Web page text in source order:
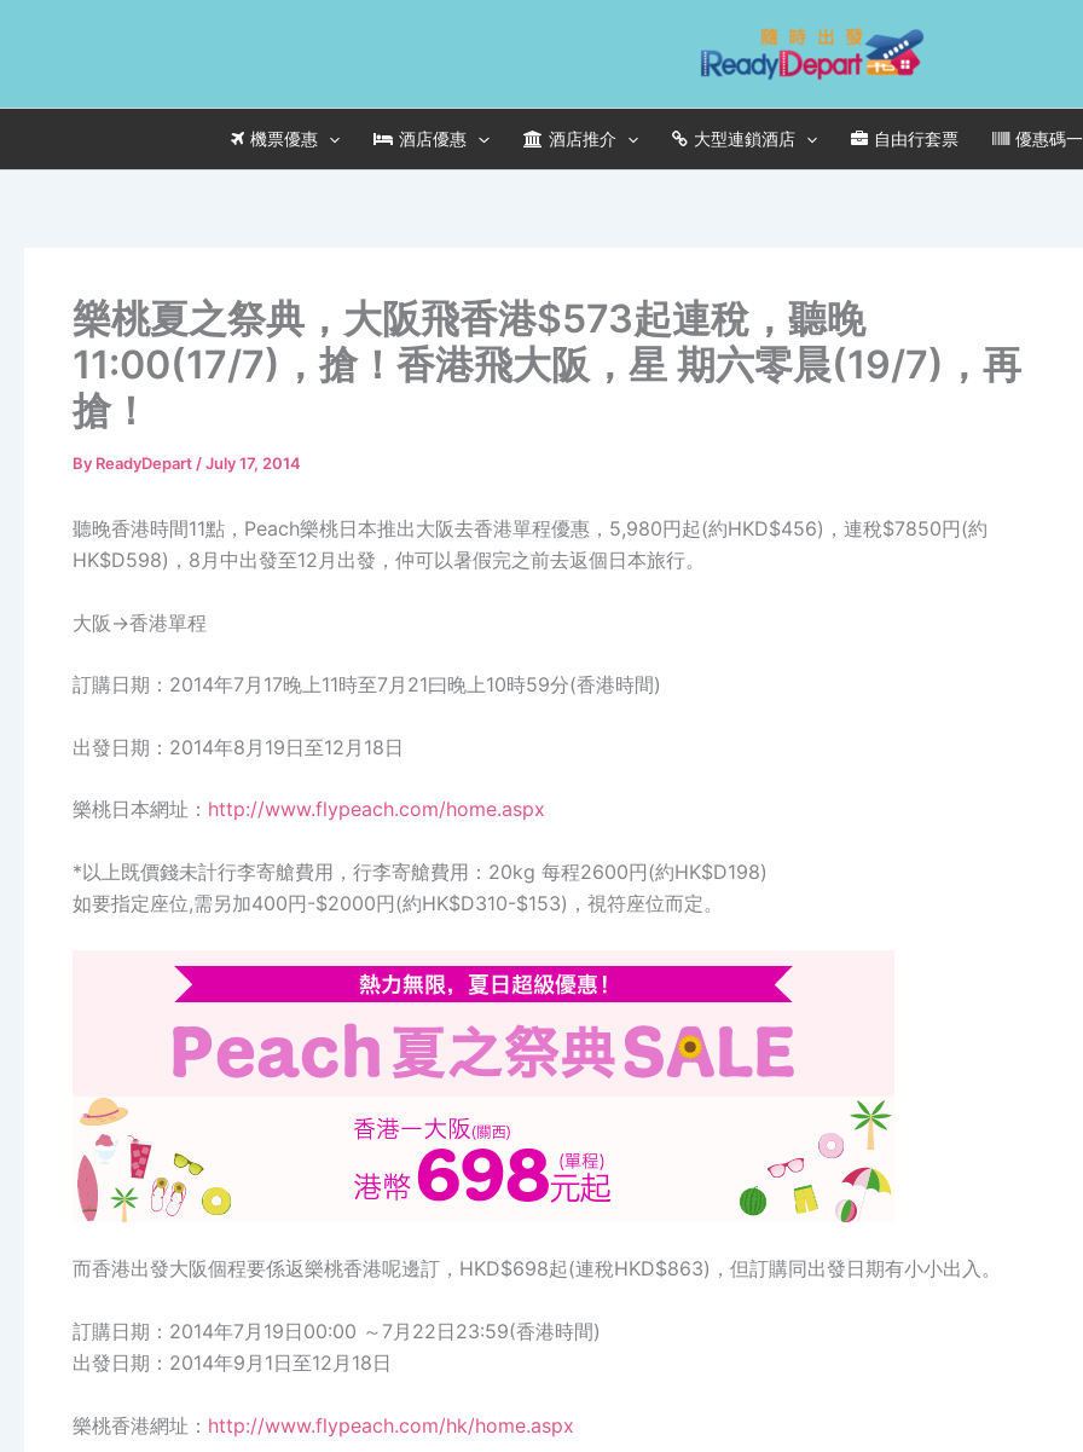
機票優惠 酒店優惠 酒店推介 大型連鎖酒店 自由行套票 優惠碼
樂桃夏之祭典，大阪飛香港$573起連稅，聽晚
11:00(17/7)，搶！香港飛大阪，星 期六零晨(19/7)，再
搶！
By ReadyDepart /July 17, 2014
聽晚香港時間11點，Peach樂桃日本推出大阪去香港單程優惠，5,980円起(約HKD$456)，連稅$7850円(約
HK$D598)，8月中出發至12月出發，仲可以暑假完之前去返個日本旅行。
大阪->香港單程
訂購日期：2014年7月17晚上11時至7月21曰晚上10時59分(香港時間)
出發日期：2014年8月19日至12月18日
樂桃日本網址： http://www.flypeach.com/home.aspx
*以上既價錢未計行李寄艙費用，行李寄艙費用：20kg 每程2600円(約HK$D198)
如要指定座位,需另加400円-$2000円(約HK$D310-$153)，視符座位而定。
而香港出發大阪個程要係返樂桃香港呢邊訂，HKD$698起(連稅HKD$863)，但訂購同出發日期有小小出入。
訂購日期：2014年7月19日00:00 ～7月22日23:59(香港時間)
出發日期：2014年9月1日至12月18日
樂桃香港網址： http://www.flypeach.com/hk/home.aspx